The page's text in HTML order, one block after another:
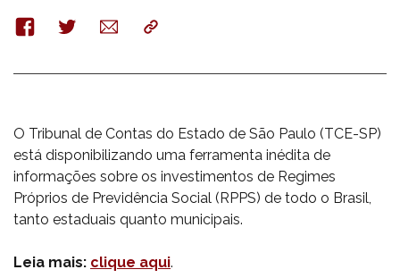
FacebookTwitterE-
mail
Copy
O Tribunal de Contas do Estado de São Paulo (TCE-SP)
está disponibilizando uma ferramenta inédita de
informações sobre os investimentos de Regimes
Próprios de Previdência Social (RPPS) de todo o Brasil,
tanto estaduais quanto municipais.
Leia mais: clique aqui.